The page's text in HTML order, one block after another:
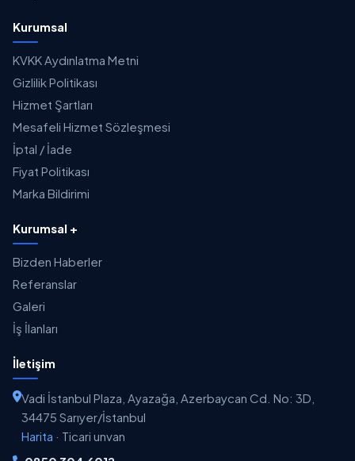
Kurumsal
KVKK Aydınlatma Metni
Gizlilik Politikası
Hizmet Şartları
Mesafeli Hizmet Sözleşmesi
İptal / İade
Fiyat Politikası
Marka Bildirimi
Kurumsal +
Bizden Haberler
Referanslar
Galeri
İş İlanları
İletişim
Vadi İstanbul Plaza, Ayazağa, Azerbaycan Cd. No: 3D,
34475 Sarıyer/İstanbul
Harita · Ticari unvan